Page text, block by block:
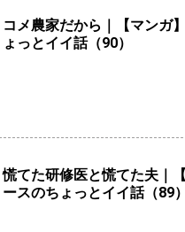
コメ農家だから｜【マンガ
ょっとイイ話（90）
慌てた研修医と慌てた夫｜
ースのちょっとイイ話（89）